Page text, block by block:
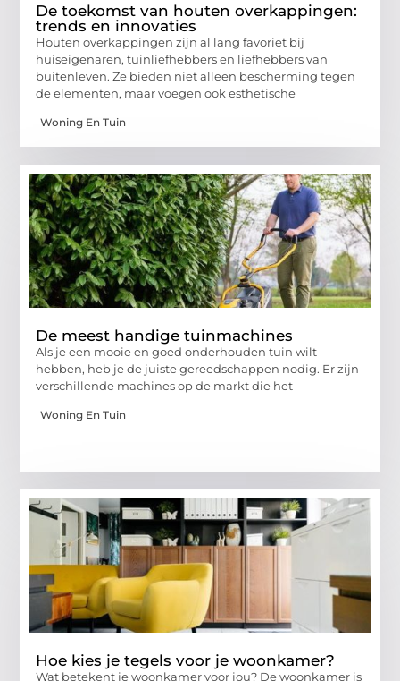
De toekomst van houten overkappingen:
trends en innovaties
Houten overkappingen zijn al lang favoriet bij
huiseigenaren, tuinliefhebbers en liefhebbers van
buitenleven. Ze bieden niet alleen bescherming tegen
de elementen, maar voegen ook esthetische
Woning En Tuin
De meest handige tuinmachines
Als je een mooie en goed onderhouden tuin wilt
hebben, heb je de juiste gereedschappen nodig. Er zijn
verschillende machines op de markt die het
Woning En Tuin
Hoe kies je tegels voor je woonkamer?
Wat betekent je woonkamer voor jou? De woonkamer is